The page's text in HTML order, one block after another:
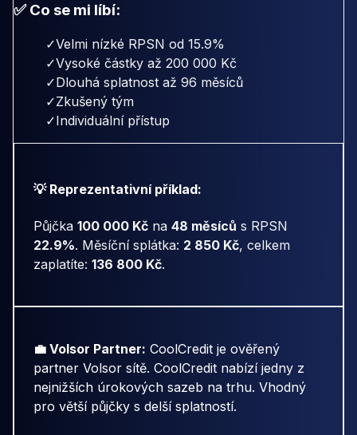
✅ Co se mi líbí:
✓Velmi nízké RPSN od 15.9%
✓Vysoké částky až 200 000 Kč
✓Dlouhá splatnost až 96 měsíců
✓Zkušený tým
✓Individuální přístup
💡 Reprezentativní příklad:
Půjčka 100 000 Kč na 48 měsíců s RPSN
22.9%. Měsíční splátka: 2 850 Kč, celkem
zaplatíte: 136 800 Kč.
💼 Volsor Partner: CoolCredit je ověřený
partner Volsor sítě. CoolCredit nabízí jedny z
nejnižších úrokových sazeb na trhu. Vhodný
pro větší půjčky s delší splatností.